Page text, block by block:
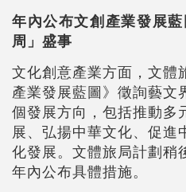
年內公布文創產業發展
周」盛事
文化創意產業方面，文體
產業發展藍圖》徵詢藝文
個發展方向，包括推動多
展、弘揚中華文化、促進
化發展。文體旅局計劃稍
年內公布具體措施。